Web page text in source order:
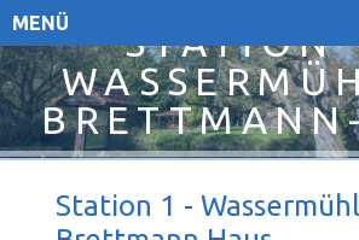
MENÜ
STATION
Station 1 -